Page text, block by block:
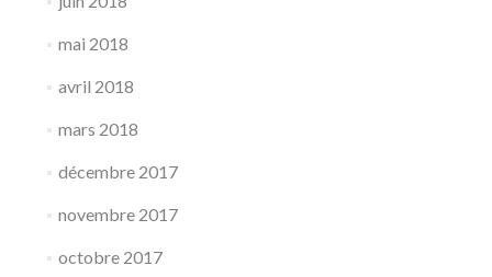
mai 2018
avril 2018
mars 2018
décembre 2017
novembre 2017
octobre 2017